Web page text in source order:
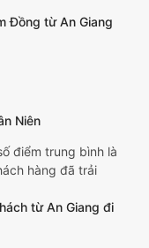
Đồng từ An Giang
Niên
điểm trung bình là
hàng đã trải
từ An Giang đi